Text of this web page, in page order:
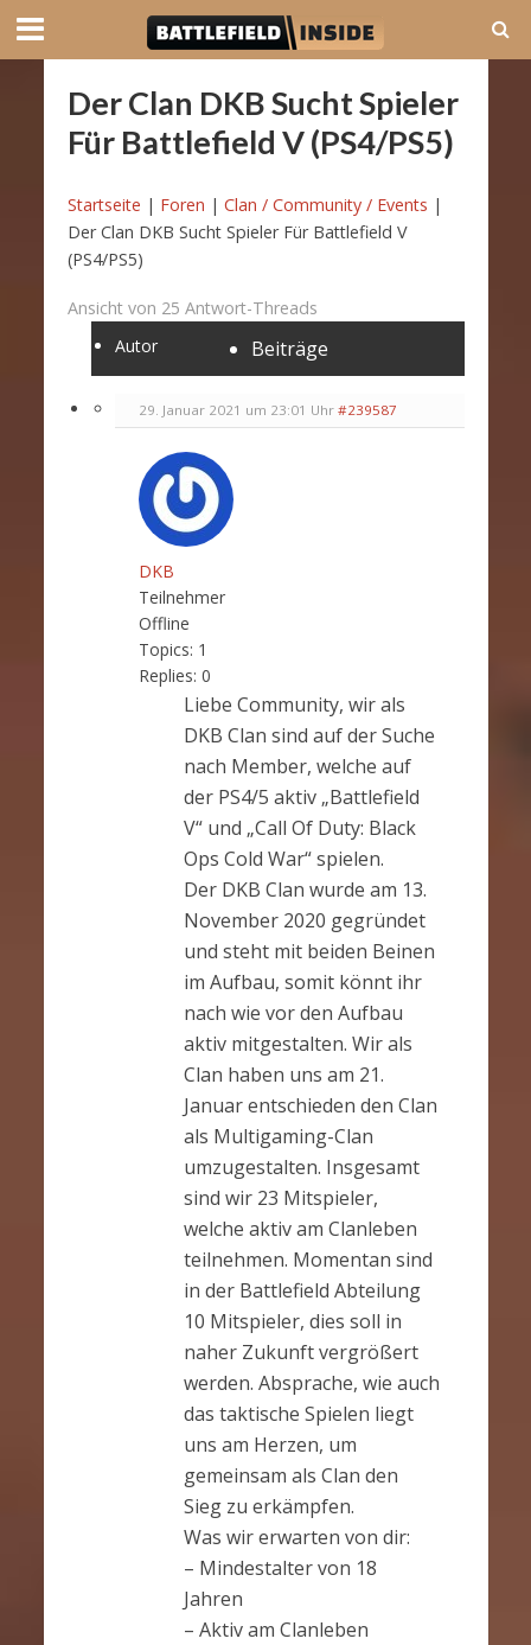
Der Clan DKB Sucht Spieler
Für Battlefield V (PS4/PS5)
Startseite | Foren | Clan / Community / Events |
Der Clan DKB Sucht Spieler Für Battlefield V
(PS4/PS5)
Ansicht von 25 Antwort-Threads
Autor
Beiträge
29. Januar 2021 um 23:01 Uhr #239587
DKB
Teilnehmer
Offline
Topics: 1
Replies: 0
Liebe Community, wir als
DKB Clan sind auf der Suche
nach Member, welche auf
der PS4/5 aktiv „Battlefield
V“ und „Call Of Duty: Black
Ops Cold War“ spielen.
Der DKB Clan wurde am 13.
November 2020 gegründet
und steht mit beiden Beinen
im Aufbau, somit könnt ihr
nach wie vor den Aufbau
aktiv mitgestalten. Wir als
Clan haben uns am 21.
Januar entschieden den Clan
als Multigaming-Clan
umzugestalten. Insgesamt
sind wir 23 Mitspieler,
welche aktiv am Clanleben
teilnehmen. Momentan sind
in der Battlefield Abteilung
10 Mitspieler, dies soll in
naher Zukunft vergrößert
werden. Absprache, wie auch
das taktische Spielen liegt
uns am Herzen, um
gemeinsam als Clan den
Sieg zu erkämpfen.
Was wir erwarten von dir:
– Mindestalter von 18
Jahren
– Aktiv am Clanleben